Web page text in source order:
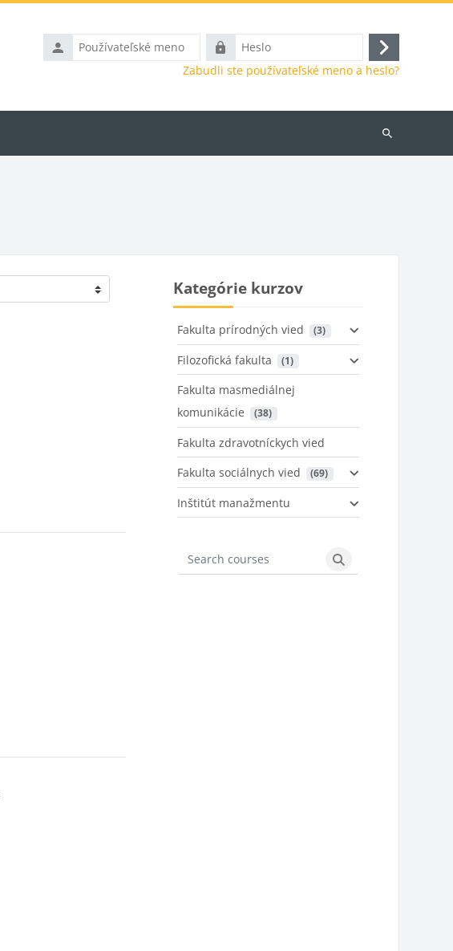
Používateľské
meno
Heslo
Prihlásiť
sa
Zabudli ste používateľské meno a heslo?
Vyhľadať
Kategórie kurzov
Fakulta prírodných vied (3)
Filozofická fakulta (1)
Fakulta masmediálnej
komunikácie
(38)
Fakulta zdravotníckych vied
Fakulta sociálnych vied
(69)
Inštitút manažmentu
Search courses
Search courses